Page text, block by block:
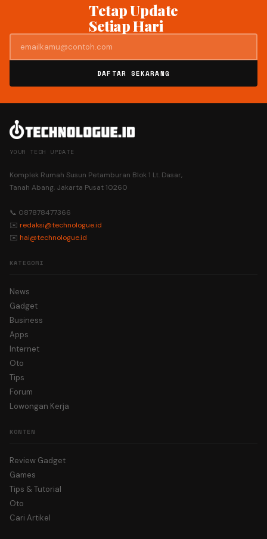
Tetap Update
Setiap Hari
DAFTAR SEKARANG
YOUR TECH UPDATE
Komplek Rumah Susun Petamburan Blok 1 Lt. Dasar,
Tanah Abang, Jakarta Pusat 10260
📞 087878477366
✉️ redaksi@technologue.id
✉️ hai@technologue.id
KATEGORI
News
Gadget
Business
Apps
Internet
Oto
Tips
Forum
Lowongan Kerja
KONTEN
Review Gadget
Games
Tips & Tutorial
Oto
Cari Artikel